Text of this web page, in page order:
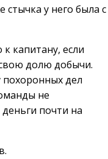
у него была с
капитану, если
долю добычи.
похоронных дел
не
почти на